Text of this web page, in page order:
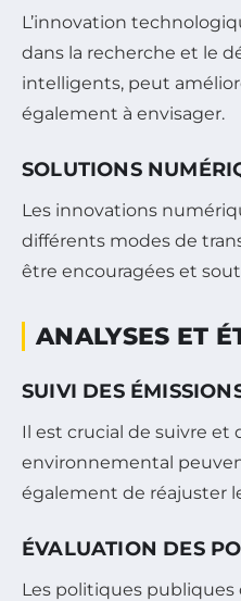
L’innovation
dans la recherche et le
intelligents, peut
également à envisager.
SOLUTIONS
Les innovations
différents modes de
être encouragées et
ANALYSES ET
SUIVI DES
Il est crucial de suivre et
environnemental
également de réajuster
ÉVALUATION DES
Les politiques publiques